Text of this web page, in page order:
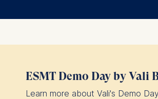
ESMT Demo Day by Vali
Learn more about Vali's Demo